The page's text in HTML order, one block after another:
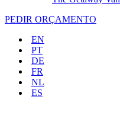
PEDIR ORÇAMENTO
EN
PT
DE
FR
NL
ES